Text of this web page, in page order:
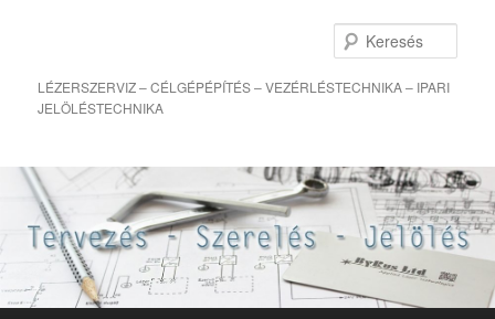
LÉZERSZERVIZ – CÉLGÉPÉPÍTÉS – VEZÉRLÉSTECHNIKA – IPARI
JELÖLÉSTECHNIKA